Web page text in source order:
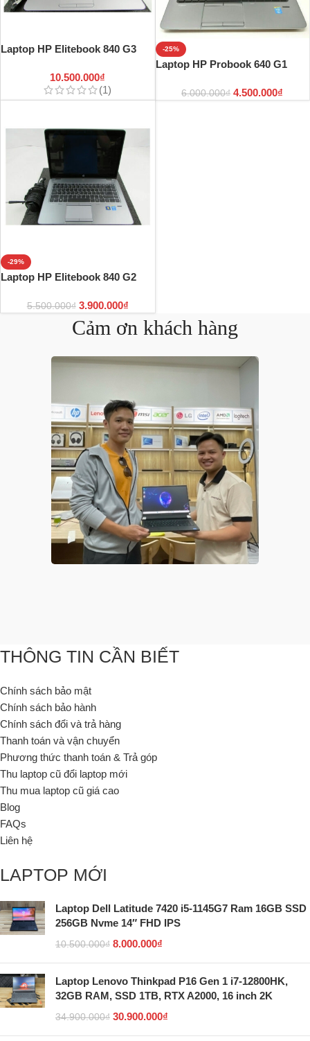
Laptop HP Elitebook 840 G3
10.500.000₫
(1)
-25%
Laptop HP Probook 640 G1
6.000.000₫ 4.500.000₫
-29%
Laptop HP Elitebook 840 G2
5.500.000₫ 3.900.000₫
Cảm ơn khách hàng
THÔNG TIN CẦN BIẾT
Chính sách bảo mật
Chính sách bảo hành
Chính sách đổi và trả hàng
Thanh toán và vận chuyển
Phương thức thanh toán & Trả góp
Thu laptop cũ đổi laptop mới
Thu mua laptop cũ giá cao
Blog
FAQs
Liên hệ
LAPTOP MỚI
Laptop Dell Latitude 7420 i5-1145G7 Ram 16GB SSD
256GB Nvme 14″ FHD IPS
10.500.000₫ 8.000.000₫
Laptop Lenovo Thinkpad P16 Gen 1 i7-12800HK,
32GB RAM, SSD 1TB, RTX A2000, 16 inch 2K
34.900.000₫ 30.900.000₫